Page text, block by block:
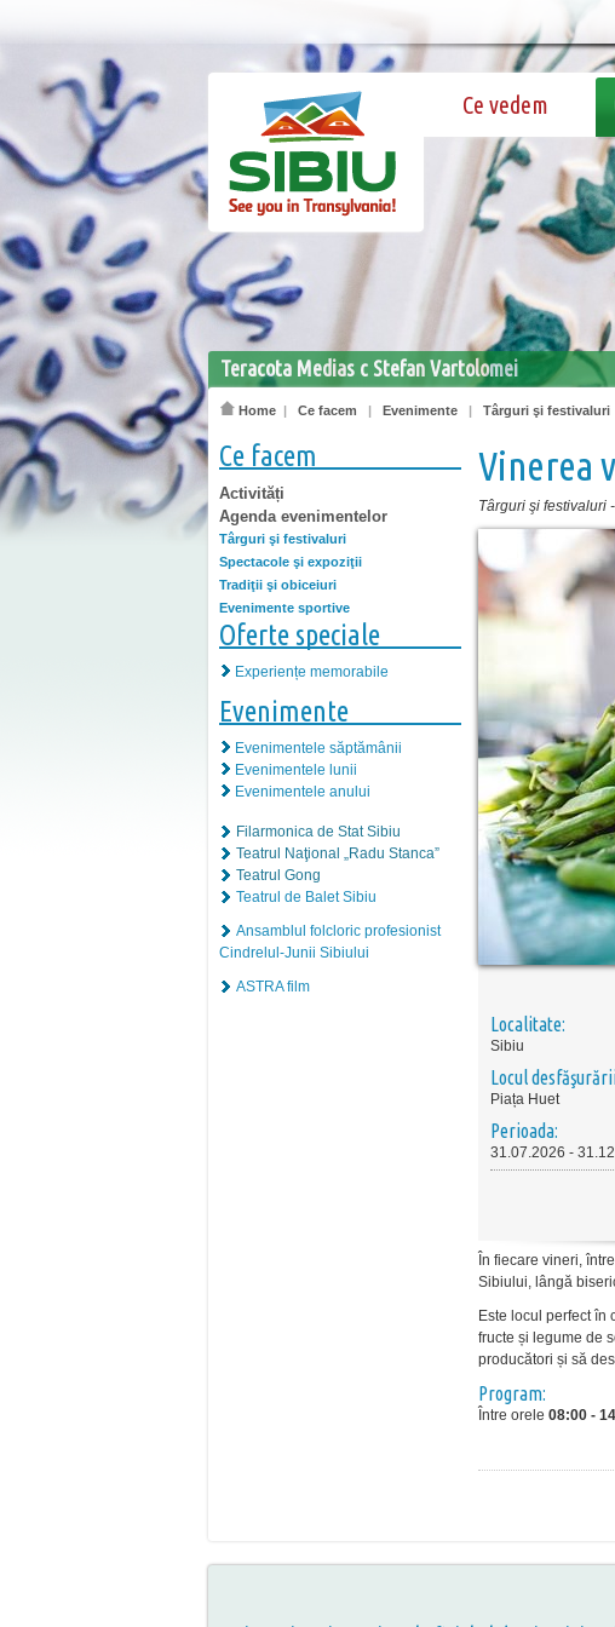
Ce vedem
Teracota Medias c Stefan Vartolomei
Home | Ce facem | Evenimente | Târguri şi festivaluri
Ce facem
Activități
Agenda evenimentelor
Târguri şi festivaluri
Spectacole şi expoziţii
Tradiţii şi obiceiuri
Evenimente sportive
Oferte speciale
Experiențe memorabile
Evenimente
Evenimentele săptămânii
Evenimentele lunii
Evenimentele anului
Filarmonica de Stat Sibiu
Teatrul Naţional „Radu Stanca”
Teatrul Gong
Teatrul de Balet Sibiu
Ansamblul folcloric profesionist
Cindrelul-Junii Sibiului
ASTRA film
Vinerea
Târguri şi festivaluri -
Localitate:
Sibiu
Locul
Piața Huet
Perioada:
31.07.2026 -
În fiecare vineri,
Sibiului, lângă
Este locul perfect în
fructe și legume de
producători și să
Program:
Între orele 08:00 -